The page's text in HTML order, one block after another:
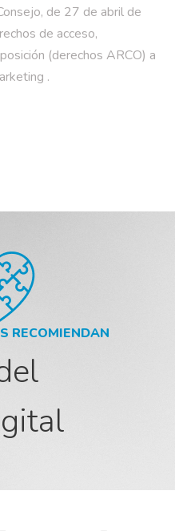
de 27 de abril de
de acceso,
(derechos ARCO) a
.
RECOMIENDAN